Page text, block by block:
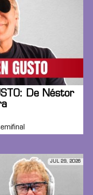
De Néstor
JUL 29, 2026